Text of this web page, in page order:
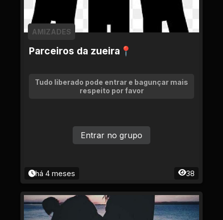
Parceiros da zueira📍
AMIZADES
Tudo liberado pode entrar e bagunçar mais
respeito por favor
há 4 meses 38
Entrar no grupo